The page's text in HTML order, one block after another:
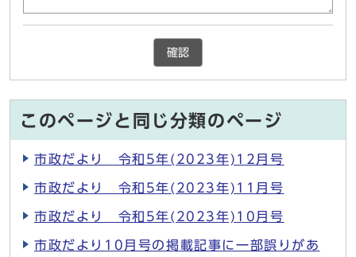
確認
このページと同じ分類のページ
市政だより 令和5年(2023年)12月号
市政だより 令和5年(2023年)11月号
市政だより 令和5年(2023年)10月号
市政だより10月号の掲載記事に一部誤りがあ